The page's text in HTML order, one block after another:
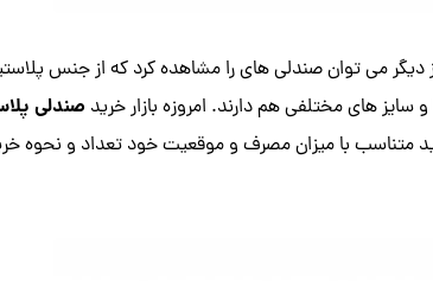
دیگر می توان صندلی های را مشاهده کرد که از جنس
سایز های مختلفی هم دارند. امروزه بازار خرید صندلی
متناسب با میزان مصرف و موقعیت خود تعداد و نحوه